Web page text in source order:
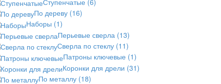
По дереву (16)
Наборы (1)
Перьевые сверла (13)
Сверла по стеклу (11)
Патроны ключевые (1)
Коронки для дрели (31)
По металлу (18)